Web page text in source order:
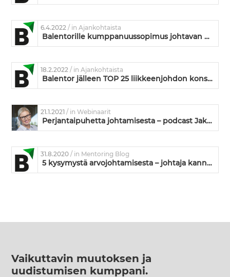
6.4.2022/ in Ajankohtaista
Balentorille kumppanuussopimus johtavan OKR-ohjelmistotoimittajan kanssa
18.2.2022/ in Ajankohtaista
Balentor jälleen TOP 25 liikkeenjohdon konsultti!
21.1.2021/ in Webinaarit
Perjantaipuhetta johtamisesta – podcast Jakso 2: Arvot – hienoja sanoja vai todellisia arjen tekoja?
31.8.2020/ in Mentoring Blog
5 kysymystä arvojohtamisesta – johtaja kannattaisiko miettiä?
Vaikuttavin muutoksen ja
uudistumisen kumppani.